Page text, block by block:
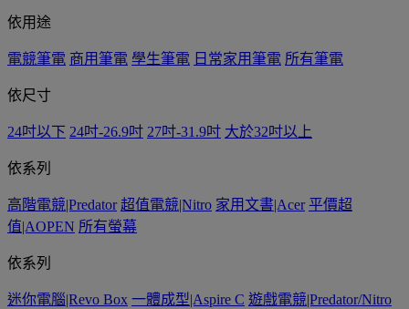
依用途
電競筆電 商用筆電 學生筆電 日常家用筆電 所有筆電
依尺寸
24吋以下 24吋-26.9吋 27吋-31.9吋 大於32吋以上
依系列
高階電競|Predator 超值電競|Nitro 家用文書|Acer 平價超
值|AOPEN 所有螢幕
依系列
迷你電腦|Revo Box 一體成型|Aspire C 遊戲電競|Predator/Nitro